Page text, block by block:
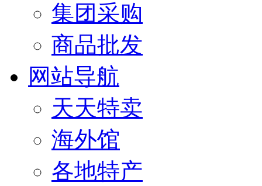
集团采购
商品批发
网站导航
天天特卖
海外馆
各地特产